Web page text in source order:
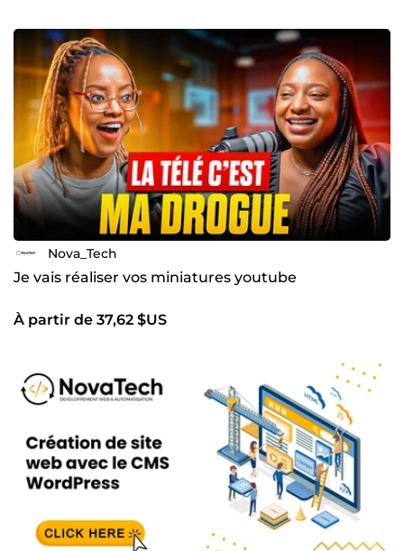
transformer vos idées en succès numériques.
Nova_Tech
Je vais réaliser vos miniatures youtube
À partir de 37,62 $US